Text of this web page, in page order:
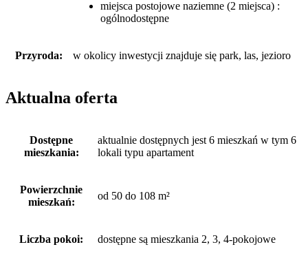
miejsca postojowe naziemne (2 miejsca) :
ogólnodostępne
Przyroda: w okolicy inwestycji znajduje się park, las, jezioro
Aktualna oferta
Dostępne
mieszkania:
aktualnie dostępnych jest 6 mieszkań w tym 6
lokali typu apartament
Powierzchnie
mieszkań:
od 50 do 108 m²
Liczba pokoi: dostępne są mieszkania 2, 3, 4-pokojowe